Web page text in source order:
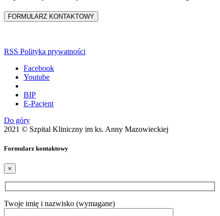
FORMULARZ KONTAKTOWY
RSS Polityka prywatności
Facebook
Youtube
BIP
E-Pacjent
Do góry
2021 © Szpital Kliniczny im ks. Anny Mazowieckiej
Formularz kontaktowy
×
Twoje imię i nazwisko (wymagane)